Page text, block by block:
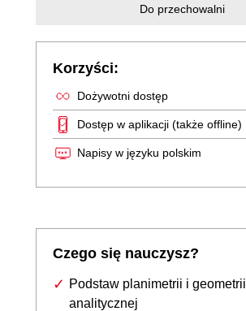
Do przechowalni
Korzyści:
Dożywotni dostęp
Dostęp w aplikacji (także offline)
Napisy w języku polskim
Czego się nauczysz?
Podstaw planimetrii i geometrii
analitycznej